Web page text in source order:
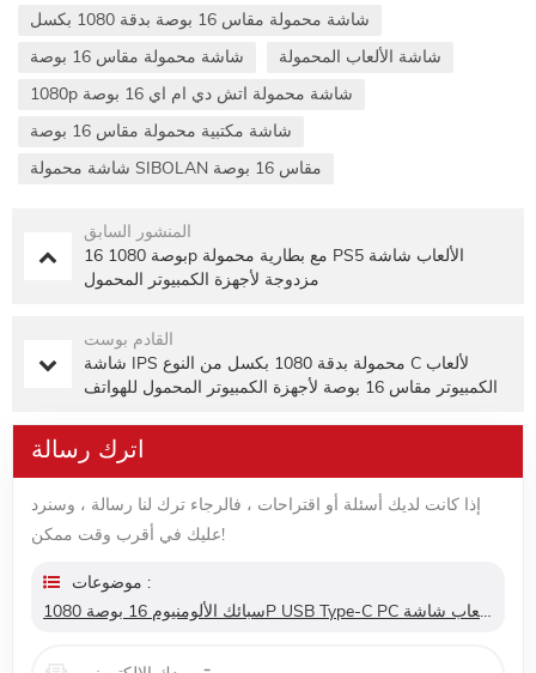
شاشة محمولة مقاس 16 بوصة بدقة 1080 بكسل
شاشة محمولة مقاس 16 بوصة
شاشة الألعاب المحمولة
1080p شاشة محمولة اتش دي ام اي 16 بوصة
شاشة مكتبية محمولة مقاس 16 بوصة
شاشة محمولة SIBOLAN مقاس 16 بوصة
المنشور السابق
16 بوصة 1080p مع بطارية محمولة PS5 الألعاب شاشة
مزدوجة لأجهزة الكمبيوتر المحمول
القادم بوست
شاشة IPS محمولة بدقة 1080 بكسل من النوع C لألعاب
الكمبيوتر مقاس 16 بوصة لأجهزة الكمبيوتر المحمول للهواتف
اترك رسالة
إذا كانت لديك أسئلة أو اقتراحات ، فالرجاء ترك لنا رسالة ، وسنرد
عليك في أقرب وقت ممكن!
موضوعات :
سبائك الألومنيوم 16 بوصة 1080P USB Type-C PC للألعاب شاشة IPS المحمولة